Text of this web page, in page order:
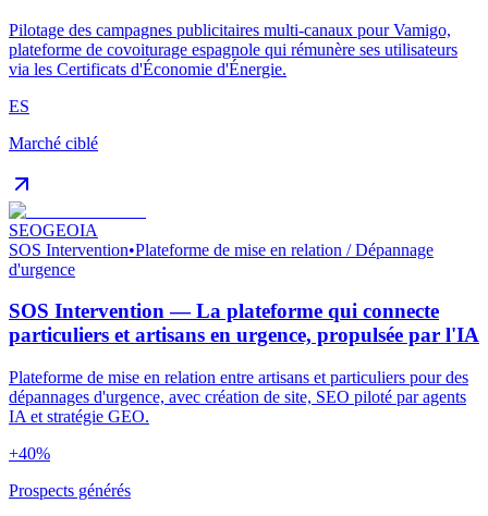
Pilotage des campagnes publicitaires multi-canaux pour Vamigo,
plateforme de covoiturage espagnole qui rémunère ses utilisateurs
via les Certificats d'Économie d'Énergie.
ES
Marché ciblé
SEOGEOIA
SOS Intervention•Plateforme de mise en relation / Dépannage
d'urgence
SOS Intervention — La plateforme qui connecte
particuliers et artisans en urgence, propulsée par l'IA
Plateforme de mise en relation entre artisans et particuliers pour des
dépannages d'urgence, avec création de site, SEO piloté par agents
IA et stratégie GEO.
+40%
Prospects générés